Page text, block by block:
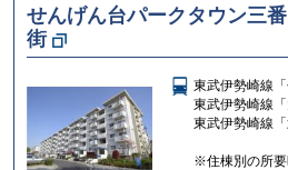
せんげん台パークタウン三番
街
東武伊勢崎線
東武伊勢崎線
東武伊勢崎線
※住棟別の所要